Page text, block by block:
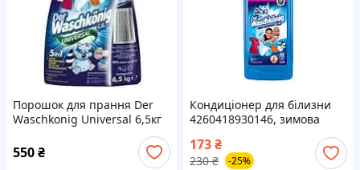
Порошок для прання Der
Waschkonig Universal 6,5кг
безфосфатний пральний
порошок
550₴
Кондиціонер для білизни
4260418930146, зимова
свіжість 2000 мл. 57 прань
173₴
230 ₴ -25%